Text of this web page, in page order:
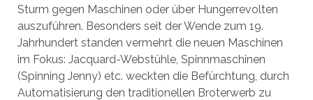
Sturm gegen Maschinen oder über Hungerrevolten
auszuführen. Besonders seit der Wende zum 19.
Jahrhundert standen vermehrt die neuen Maschinen
im Fokus: Jacquard-Webstühle, Spinnmaschinen
(Spinning Jenny) etc. weckten die Befürchtung, durch
Automatisierung den traditionellen Broterwerb zu